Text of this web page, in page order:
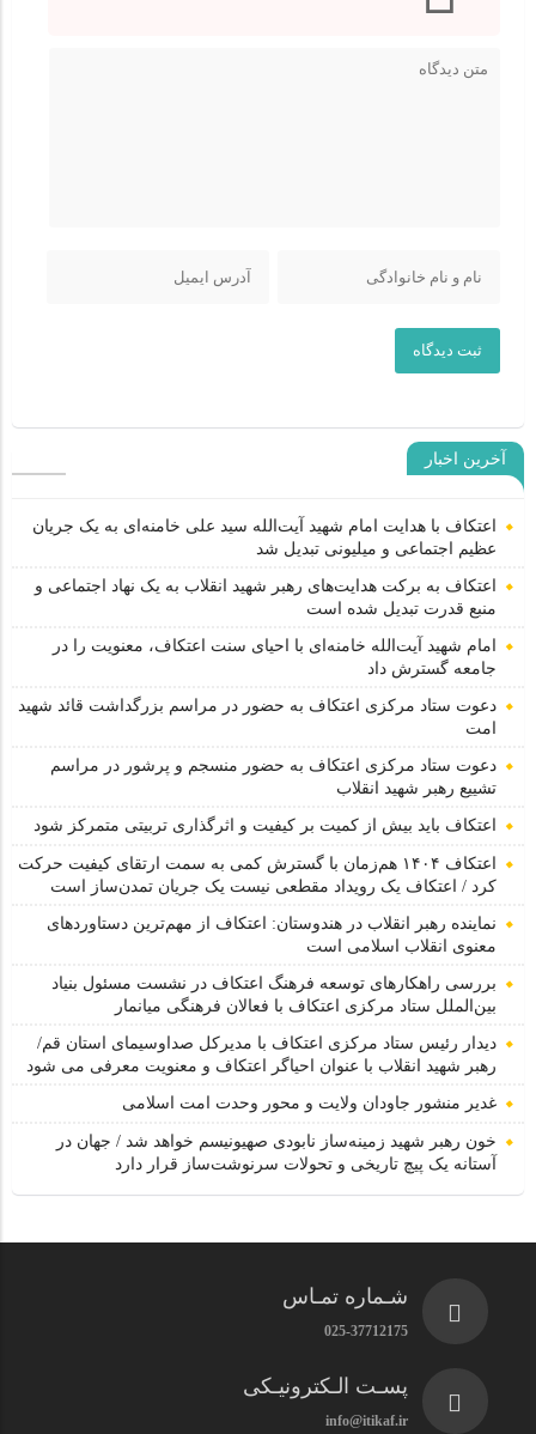
ثبت دیدگاه
آخرین اخبار
اعتکاف با هدایت امام شهید آیت‌الله سید علی خامنه‌ای به یک جریان
عظیم اجتماعی و میلیونی تبدیل شد
اعتکاف به برکت هدایت‌های رهبر شهید انقلاب به یک نهاد اجتماعی و
منبع قدرت تبدیل شده است
امام شهید آیت‌الله خامنه‌ای با احیای سنت اعتکاف، معنویت را در
جامعه گسترش داد
دعوت ستاد مرکزی اعتکاف به حضور در مراسم بزرگداشت قائد شهید
امت
دعوت ستاد مرکزی اعتکاف به حضور منسجم و پرشور در مراسم
تشییع رهبر شهید انقلاب
اعتکاف باید بیش از کمیت بر کیفیت و اثرگذاری تربیتی متمرکز شود
اعتکاف ۱۴۰۴ هم‌زمان با گسترش کمی به سمت ارتقای کیفیت حرکت
کرد / اعتکاف یک رویداد مقطعی نیست یک جریان تمدن‌ساز است
نماینده رهبر انقلاب در هندوستان: اعتکاف از مهم‌ترین دستاوردهای
معنوی انقلاب اسلامی است
بررسی راهکارهای توسعه فرهنگ اعتکاف در نشست مسئول بنیاد
بین‌الملل ستاد مرکزی اعتکاف با فعالان فرهنگی میانمار
دیدار رئیس ستاد مرکزی اعتکاف با مدیرکل صداوسیمای استان قم/
رهبر شهید انقلاب با عنوان احیاگر اعتکاف و معنویت معرفی می شود
غدیر منشور جاودان ولایت و محور وحدت امت اسلامی
خون رهبر شهید زمینه‌ساز نابودی صهیونیسم خواهد شد / جهان در
آستانه یک پیچ تاریخی و تحولات سرنوشت‌ساز قرار دارد
شـماره تمـاس
025-37712175
پسـت الـکترونیـکی
info@itikaf.ir